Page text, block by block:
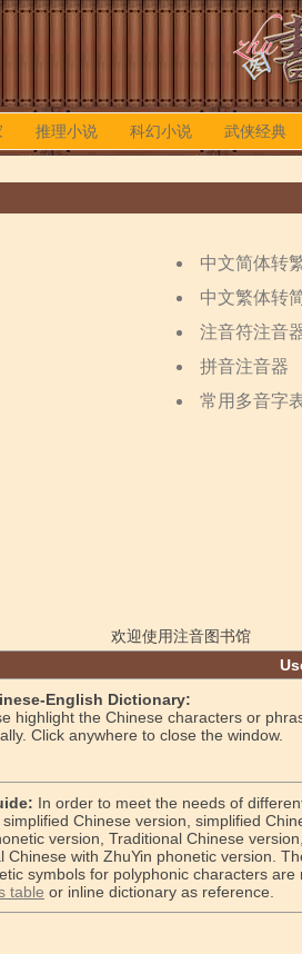
推理小说 科幻小说 武侠经典
中文简体转
中文繁体转
注音符注音
拼音注音器
常用多音字
欢迎使用注音图书馆
English Dictionary:
highlight the Chinese characters or
Click anywhere to close the window.
In order to meet the needs of
Chinese version, simplified
version, Traditional Chinese
Chinese with ZhuYin phonetic version.
symbols for polyphonic characters are
table or inline dictionary as reference.